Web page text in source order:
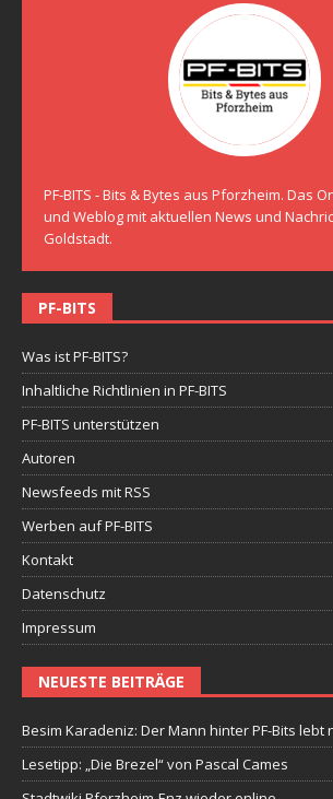
PF-BITS - Bits & Bytes aus Pforzheim. Das
und Weblog mit aktuellen News und
Goldstadt.
PF-BITS
Was ist PF-BITS?
Inhaltliche Richtlinien in PF-BITS
PF-BITS unterstützen
Autoren
Newsfeeds mit RSS
Werben auf PF-BITS
Kontakt
Datenschutz
Impressum
NEUESTE BEITRÄGE
Besim Karadeniz: Der Mann hinter PF-Bits lebt
Lesetipp: „Die Brezel“ von Pascal Cames